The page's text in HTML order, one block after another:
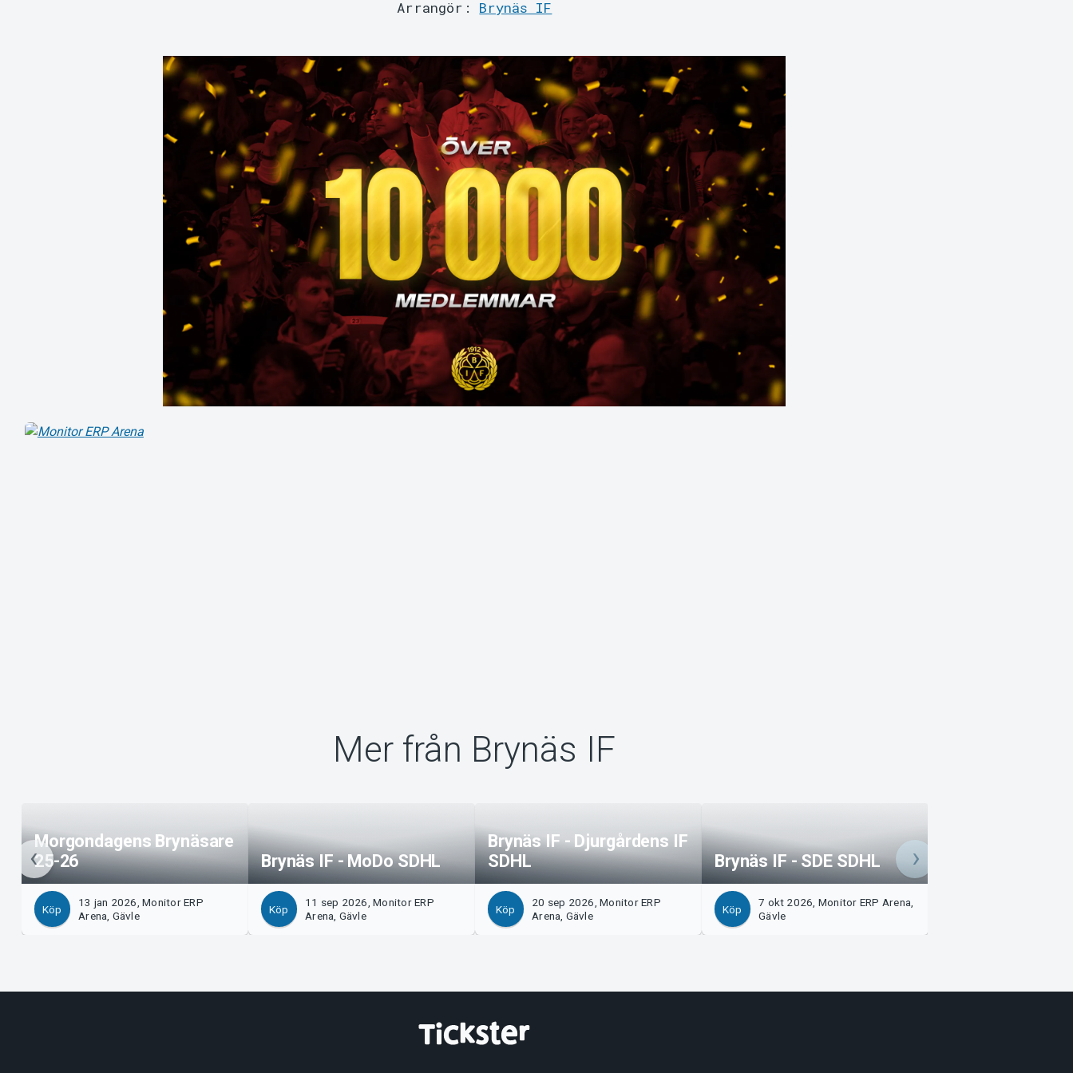
Arrangör: Brynäs IF
Mer från Brynäs IF
Morgondagens Brynäsare
25-26
Köp
13 jan 2026, Monitor ERP
Arena, Gävle
Brynäs IF - MoDo SDHL
Köp
11 sep 2026, Monitor ERP
Arena, Gävle
Brynäs IF - Djurgårdens IF
SDHL
Köp
20 sep 2026, Monitor ERP
Arena, Gävle
Brynäs IF - SDE SDHL
Köp
7 okt 2026, Monitor ERP Arena,
Gävle